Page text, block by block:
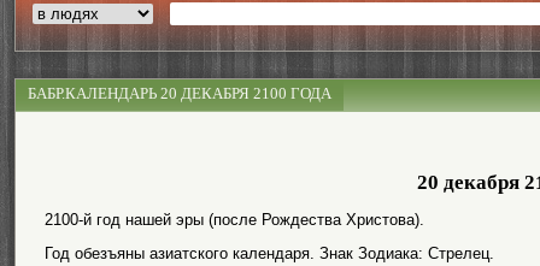
БАБР.КАЛЕНДАРЬ 20 ДЕКАБРЯ 2100 ГОДА
20 декабря
2100-й год нашей эры (после Рождества Христова).
Год обезъяны азиатского календаря. Знак Зодиака: Стрелец.